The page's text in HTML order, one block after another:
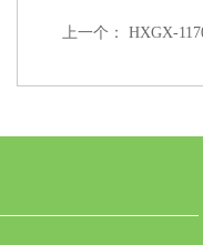
上一个： HXGX-